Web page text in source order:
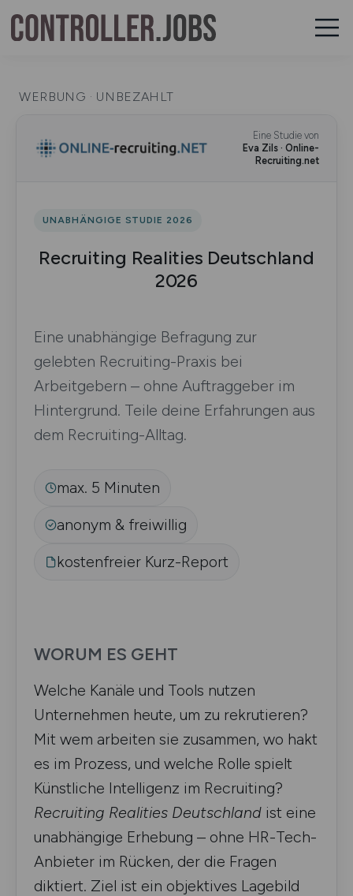
WERBUNG · UNBEZAHLT
Eine Studie von
Eva Zils · Online-
Recruiting.net
UNABHÄNGIGE STUDIE 2026
Recruiting Realities Deutschland
2026
Eine unabhängige Befragung zur
gelebten Recruiting-Praxis bei
Arbeitgebern – ohne Auftraggeber im
Hintergrund. Teile deine Erfahrungen aus
dem Recruiting-Alltag.
max. 5 Minuten
anonym & freiwillig
kostenfreier Kurz-Report
WORUM ES GEHT
Welche Kanäle und Tools nutzen
Unternehmen heute, um zu rekrutieren?
Mit wem arbeiten sie zusammen, wo hakt
es im Prozess, und welche Rolle spielt
Künstliche Intelligenz im Recruiting?
Recruiting Realities Deutschland ist eine
unabhängige Erhebung – ohne HR-Tech-
Anbieter im Rücken, der die Fragen
diktiert. Ziel ist ein objektives Lagebild